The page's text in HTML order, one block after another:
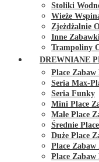
Stoliki
Wieże
Zjeżdżalnie
Inne
Trampoliny
DREWNIANE
Place Zabaw
Seria Max-
Seria Funky
Mini Place
Małe Place
Średnie
Duże Place
Place
Place